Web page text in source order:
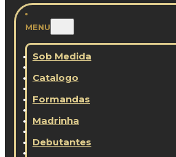
MENU
Sob Medida
Catalogo
Formandas
Madrinha
Debutantes